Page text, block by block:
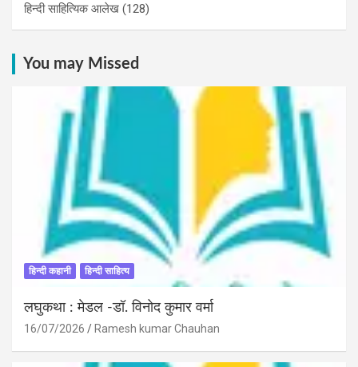
हिन्दी साहित्यिक आलेख (128)
You may Missed
हिन्दी कहानी हिन्दी साहित्य
लघुकथा : मेडल -डॉ. विनोद कुमार वर्मा
16/07/2026 Ramesh kumar Chauhan